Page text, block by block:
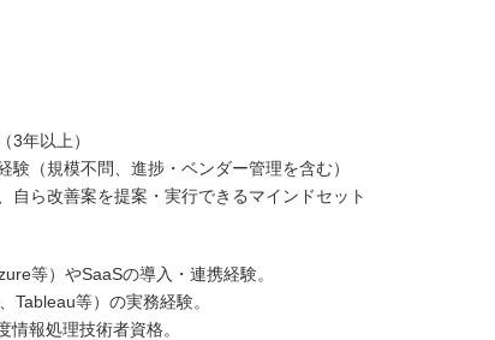
3年以上）
験（規模不問、進捗・ベンダー管理を含む）
自ら改善案を提案・実行できるマインドセット
等）やSaaSの導入・連携経験。
Tableau等）の実務経験。
情報処理技術者資格。